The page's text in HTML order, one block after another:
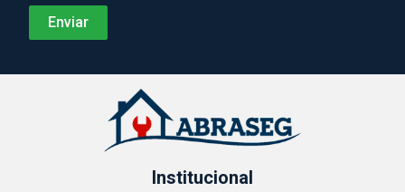
Institucional